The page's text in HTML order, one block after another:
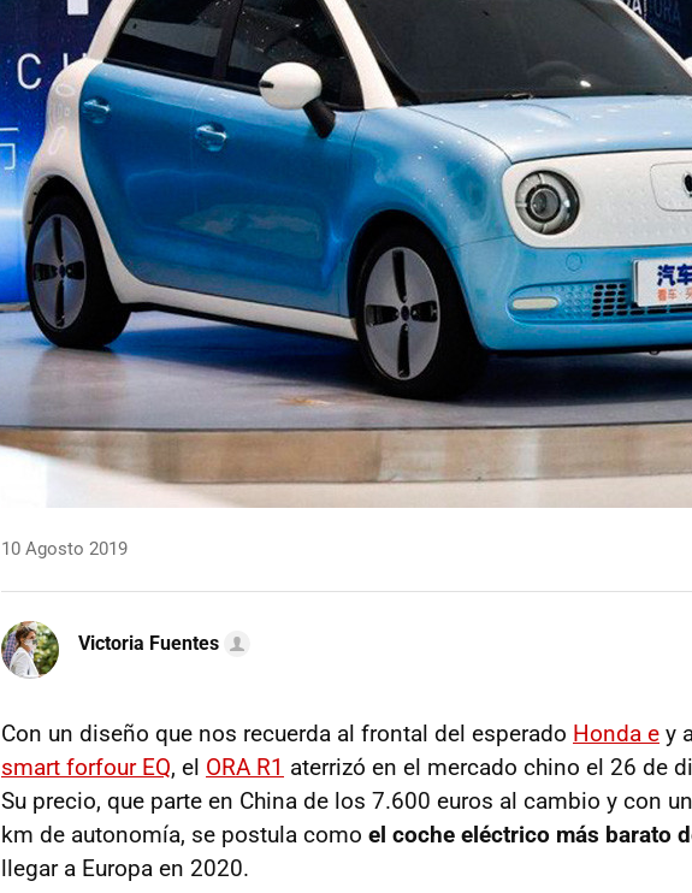
10 Agosto 2019
Victoria Fuentes
Con un diseño que nos recuerda al frontal del esperado Honda e y
smart forfour EQ, el ORA R1 aterrizó en el mercado chino el 26 de
Su precio, que parte en China de los 7.600 euros al cambio y con
km de autonomía, se postula como el coche eléctrico más barato
llegar a Europa en 2020.